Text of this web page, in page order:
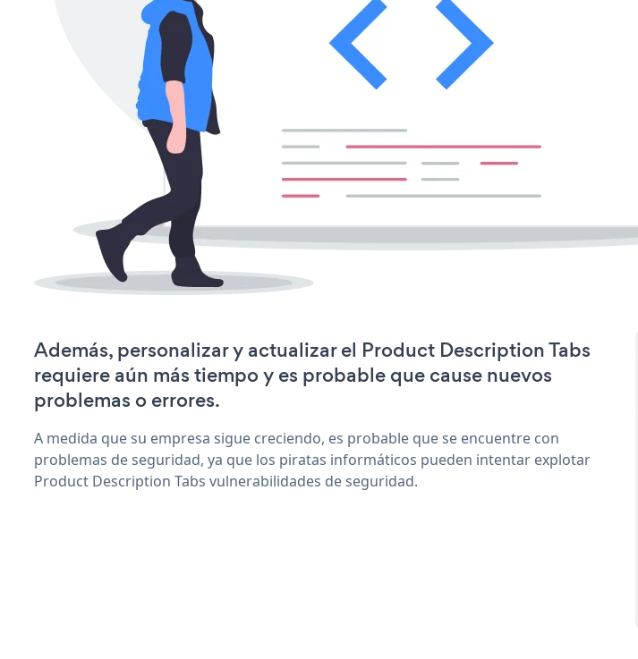
Además, personalizar y actualizar el Product Description Tabs
requiere aún más tiempo y es probable que cause nuevos
problemas o errores.
A medida que su empresa sigue creciendo, es probable que se encuentre con
problemas de seguridad, ya que los piratas informáticos pueden intentar explotar
Product Description Tabs vulnerabilidades de seguridad.